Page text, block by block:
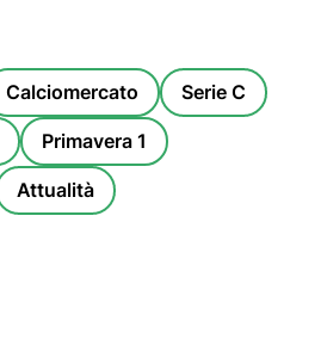
Calciomercato Serie C
Primavera 1
Attualità